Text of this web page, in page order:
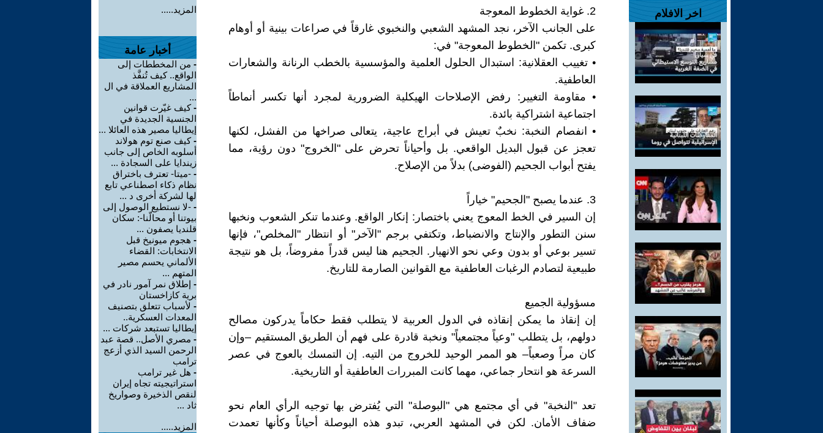
اخر الافلام
2. غواية الخطوط المعوجة
على الجانب الآخر، نجد المشهد الشعبي والنخبوي غارقاً في صراعات بينية أو أوهام
كبرى. تكمن "الخطوط المعوجة" في:
• تغييب العقلانية: استبدال الحلول العلمية والمؤسسية بالخطب الرنانة والشعارات
العاطفية.
• مقاومة التغيير: رفض الإصلاحات الهيكلية الضرورية لمجرد أنها تكسر أنماطاً
اجتماعية اشتراكية بائدة.
• انفصام النخبة: نخبٌ تعيش في أبراج عاجية، يتعالى صراخها من الفشل، لكنها
تعجز عن قبول البديل الواقعي. بل وأحياناً تحرض على "الخروج" دون رؤية، مما
يفتح أبواب الجحيم (الفوضى) بدلاً من الإصلاح.
3. عندما يصبح "الجحيم" خياراً
إن السير في الخط المعوج يعني باختصار: إنكار الواقع. وعندما تنكر الشعوب ونخبها
سنن التطور والإنتاج والانضباط، وتكتفي برجم "الآخر" أو انتظار "المخلص"، فإنها
تسير بوعي أو بدون وعي نحو الانهيار. الجحيم هنا ليس قدراً مفروضاً، بل هو نتيجة
طبيعية لتصادم الرغبات العاطفية مع القوانين الصارمة للتاريخ.
مسؤولية الجميع
إن إنقاذ ما يمكن إنقاذه في الدول العربية لا يتطلب فقط حكاماً يدركون مصالح
دولهم، بل يتطلب "وعياً مجتمعياً" ونخبة قادرة على فهم أن الطريق المستقيم –وإن
كان مراً وصعباً– هو الممر الوحيد للخروج من التيه. إن التمسك بالعوج في عصر
السرعة هو انتحار جماعي، مهما كانت المبررات العاطفية أو التاريخية.
تعد "النخبة" في أي مجتمع هي "البوصلة" التي يُفترض بها توجيه الرأي العام نحو
ضفاف الأمان. لكن في المشهد العربي، تبدو هذه البوصلة أحياناً وكأنها تعمدت
المزيد.....
أخبار عامة
- من المخططات إلى
الواقع.. كيف تُنفَّذ
المشاريع العملاقة في ال
...
-كيف غيّرت قوانين
الجنسية الجديدة في
إيطاليا مصير هذه العائلا ...
-كيف صنع توم هولاند
أسلوبه الخاص إلى جانب
زيندايا على السجادة ...
- -ميتا- تعترف باختراق
نظام ذكاء اصطناعي تابع
لها لشركة أخرى د ...
- -لا نستطيع الوصول إلى
بيوتنا أو محالّنا-: سكان
قلنديا يصفون ...
- هجوم ميونيخ قبل
الانتخابات: القضاء
الألماني يحسم مصير
المتهم ...
- إطلاق نمر آمور نادر في
برية كازاخستان
- لأسباب تتعلق بتصنيف
المعدات العسكرية..
إيطاليا تستبعد شركات ...
- مصري الأصل.. قصة عبد
الرحمن السيد الذي أزعج
ترامب
- هل غير ترامب
استراتيجيته تجاه إيران
لنقص الذخيرة وصواريخ
ثاد ...
المزيد.....